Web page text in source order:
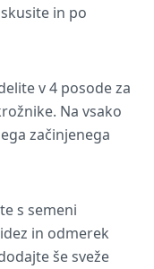
in po
v 4 posode za
Na vsako
začinjenega
s semeni
in odmerek
še sveže